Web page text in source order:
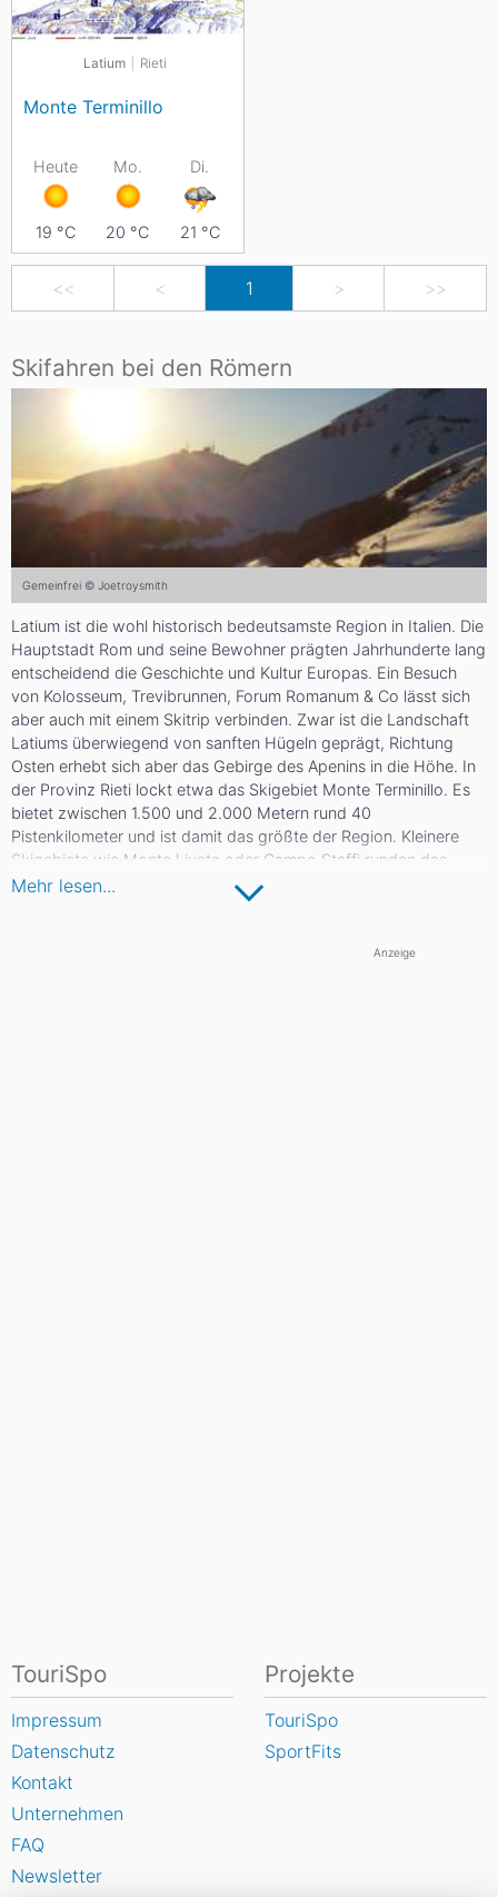
Latium Rieti
Monte Terminillo
Heute
19 °C
Mo.
20 °C
Di.
21 °C
<< < 1 > >>
Skifahren bei den Römern
Gemeinfrei © Joetroysmith
Mehr lesen...
Latium ist die wohl historisch bedeutsamste Region in Italien. Die
Hauptstadt Rom und seine Bewohner prägten Jahrhunderte lang
entscheidend die Geschichte und Kultur Europas. Ein Besuch
von Kolosseum, Trevibrunnen, Forum Romanum & Co lässt sich
aber auch mit einem Skitrip verbinden. Zwar ist die Landschaft
Latiums überwiegend von sanften Hügeln geprägt, Richtung
Osten erhebt sich aber das Gebirge des Apenins in die Höhe. In
der Provinz Rieti lockt etwa das Skigebiet Monte Terminillo. Es
bietet zwischen 1.500 und 2.000 Metern rund 40
Pistenkilometer und ist damit das größte der Region. Kleinere
Skigebiete wie Monte Livata oder Campo Staffi runden das
Angebot ab.
Anzeige
TouriSpo
Impressum
Datenschutz
Kontakt
Unternehmen
FAQ
Newsletter
Projekte
TouriSpo
SportFits